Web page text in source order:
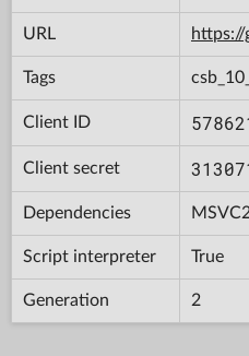
URL
Tags
Client ID
Client secret
Dependencies
Script interpreter True
Generation 2